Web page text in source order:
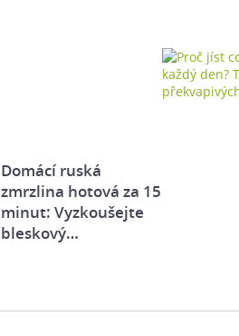
Domácí ruská
zmrzlina hotová za 15
minut: Vyzkoušejte
bleskový…